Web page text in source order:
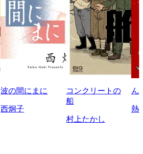
波の間にまに
西炯子
コンクリートの
船
村上たかし
ん
熱